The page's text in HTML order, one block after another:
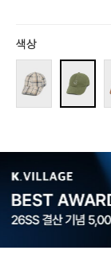
색상